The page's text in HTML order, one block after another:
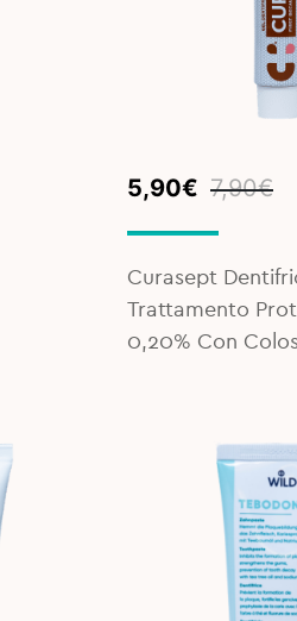
7,90€
Original
was:
7,90€.
5,90€
Current
is:
5,90€.
Curasept
Trattamento
0,20% Con